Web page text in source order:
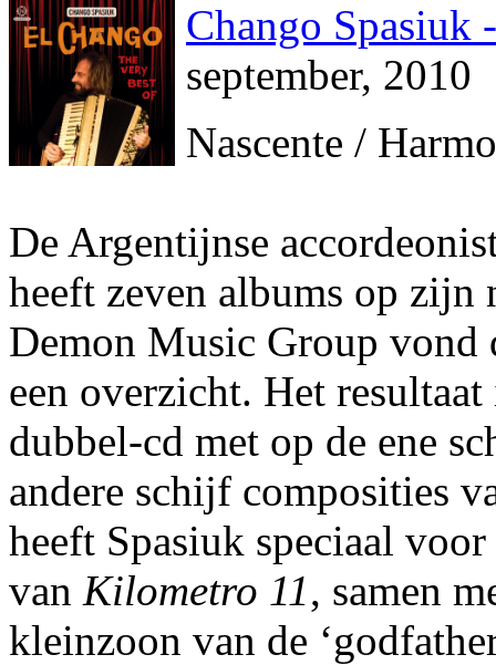
Chango Spasiuk
september, 2010
Nascente /
De Argentijnse
heeft zeven albums op zijn
Demon Music Group vond
een overzicht. Het
dubbel-cd met op de ene
andere schijf composities
heeft Spasiuk speciaal
van Kilometro 11, samen
kleinzoon van de